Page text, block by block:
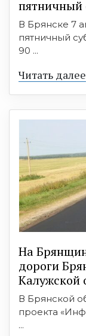
пятничный
В Брянске 7
пятничный
90 ...
Читать далее
На
дороги
Калужской
В Брянской
проекта
...